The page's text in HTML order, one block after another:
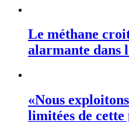
Le méthane
alarmante dans
«Nous
limitées de cette